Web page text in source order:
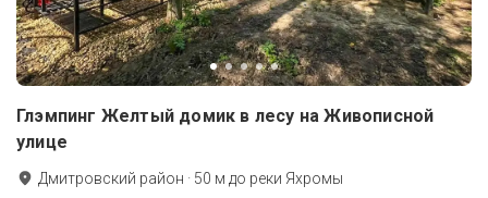
Глэмпинг Желтый домик в лесу на Живописной
улице
Дмитровский район · 50 м до реки Яхромы